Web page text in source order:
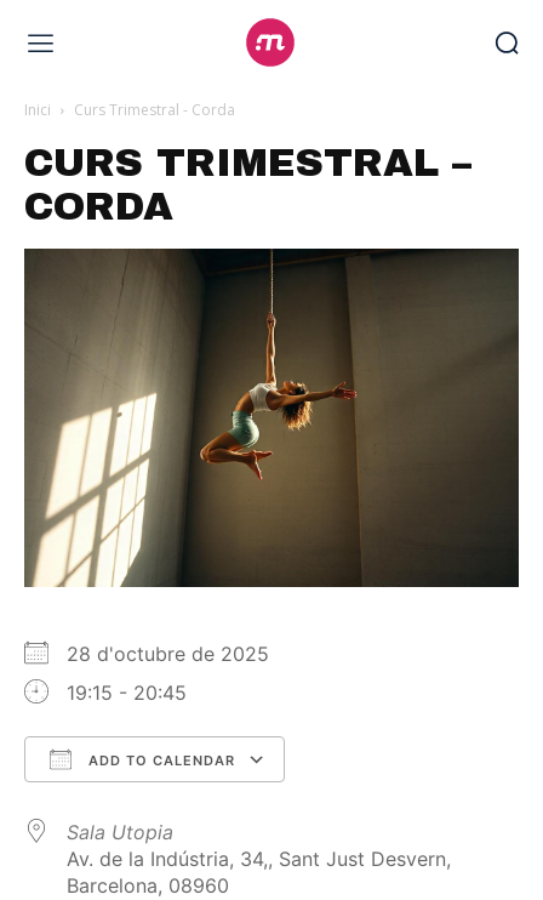
Inici Curs Trimestral - Corda
CURS TRIMESTRAL –
CORDA
28 d'octubre de 2025
19:15 - 20:45
ADD TO CALENDAR
Sala Utopia
Av. de la Indústria, 34,, Sant Just Desvern,
Barcelona, 08960